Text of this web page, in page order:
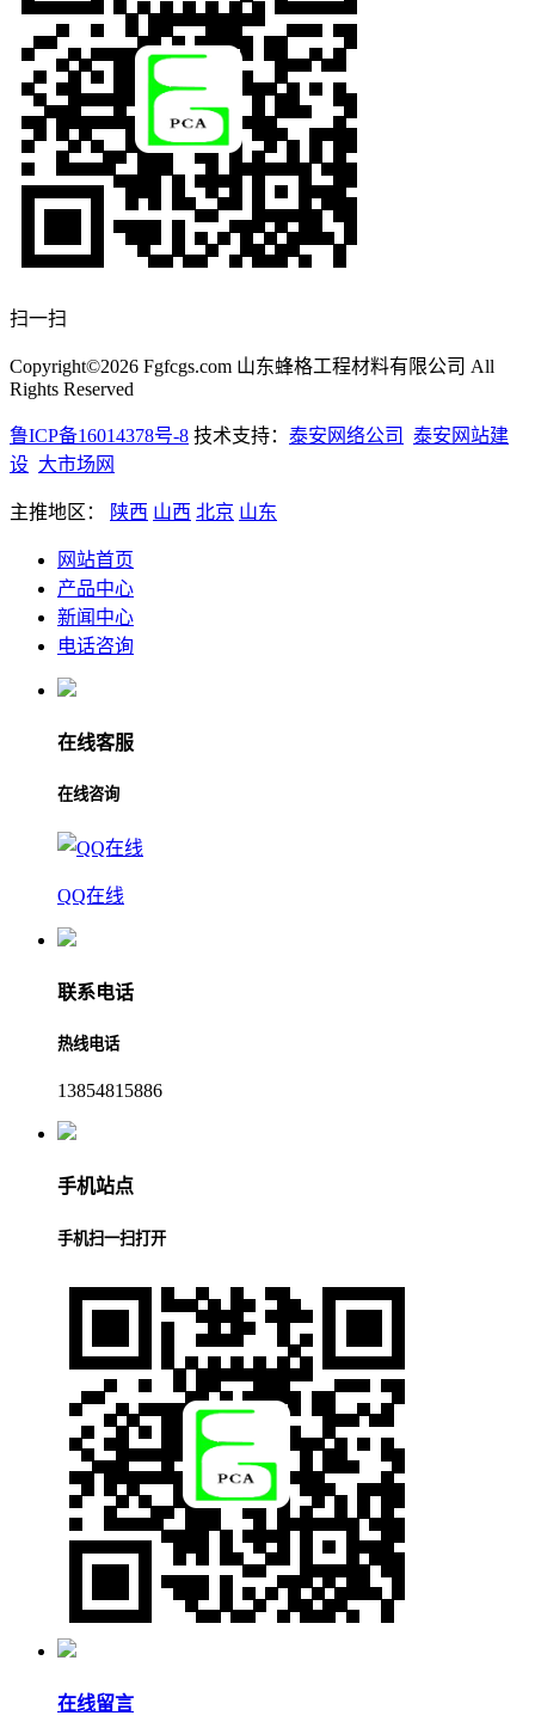
扫一扫
Copyright©2026 Fgfcgs.com 山东蜂格工程材料有限公司 All
Rights Reserved
鲁ICP备16014378号-8 技术支持： 泰安网络公司
泰安网站建
设 大市场网
主推地区： 陕西 山西 北京 山东
网站首页
产品中心
新闻中心
电话咨询
在线客服
在线咨询
QQ在线
联系电话
热线电话
13854815886
手机站点
手机扫一扫打开
在线留言